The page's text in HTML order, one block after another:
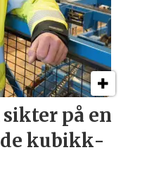
sikter på en
kubikk­